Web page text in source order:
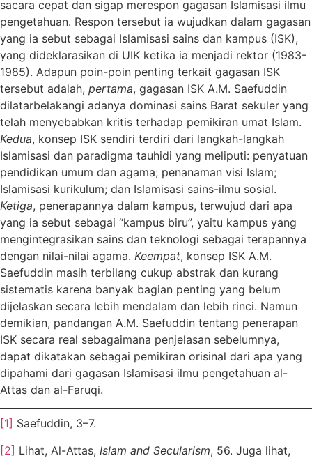
sacara cepat dan sigap merespon gagasan Islamisasi ilmu
pengetahuan. Respon tersebut ia wujudkan dalam gagasan
yang ia sebut sebagai Islamisasi sains dan kampus (ISK),
yang dideklarasikan di UIK ketika ia menjadi rektor (1983-
1985). Adapun poin-poin penting terkait gagasan ISK
tersebut adalah, pertama, gagasan ISK A.M. Saefuddin
dilatarbelakangi adanya dominasi sains Barat sekuler yang
telah menyebabkan kritis terhadap pemikiran umat Islam.
Kedua, konsep ISK sendiri terdiri dari langkah-langkah
Islamisasi dan paradigma tauhidi yang meliputi: penyatuan
pendidikan umum dan agama; penanaman visi Islam;
Islamisasi kurikulum; dan Islamisasi sains-ilmu sosial.
Ketiga, penerapannya dalam kampus, terwujud dari apa
yang ia sebut sebagai “kampus biru”, yaitu kampus yang
mengintegrasikan sains dan teknologi sebagai terapannya
dengan nilai-nilai agama. Keempat, konsep ISK A.M.
Saefuddin masih terbilang cukup abstrak dan kurang
sistematis karena banyak bagian penting yang belum
dijelaskan secara lebih mendalam dan lebih rinci. Namun
demikian, pandangan A.M. Saefuddin tentang penerapan
ISK secara real sebagaimana penjelasan sebelumnya,
dapat dikatakan sebagai pemikiran orisinal dari apa yang
dipahami dari gagasan Islamisasi ilmu pengetahuan al-
Attas dan al-Faruqi.
[1] Saefuddin, 3–7.
[2] Lihat, Al-Attas, Islam and Secularism, 56. Juga lihat,